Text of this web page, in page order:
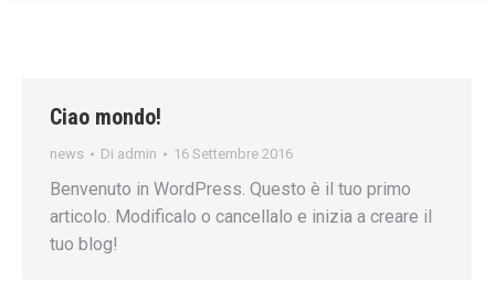
Ciao mondo!
news Di admin 16 Settembre 2016
Benvenuto in WordPress. Questo è il tuo primo
articolo. Modificalo o cancellalo e inizia a creare il
tuo blog!